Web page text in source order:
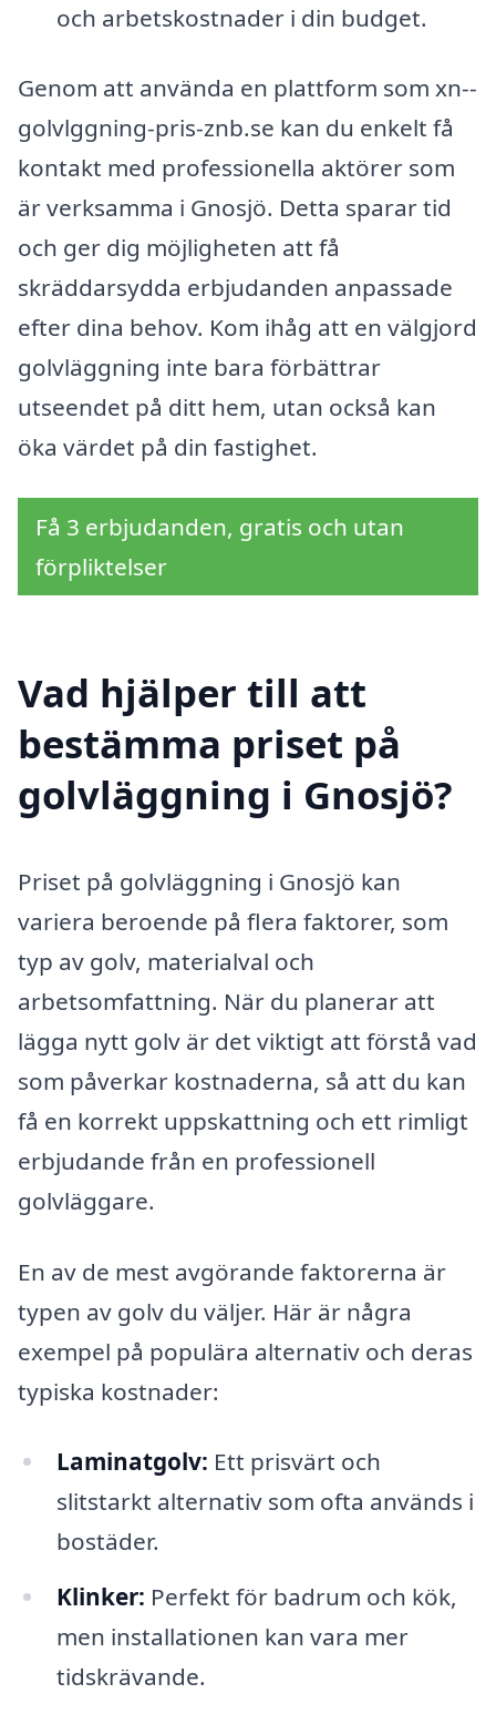
och arbetskostnader i din budget.
Genom att använda en plattform som xn--
golvlggning-pris-znb.se kan du enkelt få
kontakt med professionella aktörer som
är verksamma i Gnosjö. Detta sparar tid
och ger dig möjligheten att få
skräddarsydda erbjudanden anpassade
efter dina behov. Kom ihåg att en välgjord
golvläggning inte bara förbättrar
utseendet på ditt hem, utan också kan
öka värdet på din fastighet.
Få 3 erbjudanden, gratis och utan
förpliktelser
Vad hjälper till att
bestämma priset på
golvläggning i Gnosjö?
Priset på golvläggning i Gnosjö kan
variera beroende på flera faktorer, som
typ av golv, materialval och
arbetsomfattning. När du planerar att
lägga nytt golv är det viktigt att förstå vad
som påverkar kostnaderna, så att du kan
få en korrekt uppskattning och ett rimligt
erbjudande från en professionell
golvläggare.
En av de mest avgörande faktorerna är
typen av golv du väljer. Här är några
exempel på populära alternativ och deras
typiska kostnader:
Laminatgolv: Ett prisvärt och
slitstarkt alternativ som ofta används i
bostäder.
Klinker: Perfekt för badrum och kök,
men installationen kan vara mer
tidskrävande.